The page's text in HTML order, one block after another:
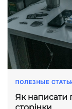
ПОЛЕЗНЫЕ
Як написати
сторінки